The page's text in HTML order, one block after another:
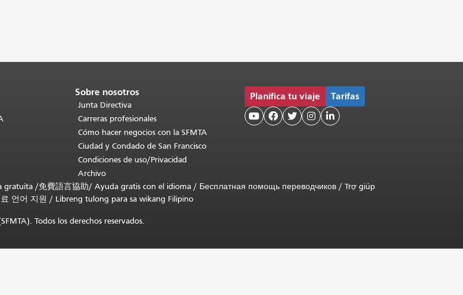
Sobre nosotros
Junta Directiva
Carreras profesionales
Cómo hacer negocios con la SFMTA
Ciudad y Condado de San Francisco
Condiciones de uso/Privacidad
Archivo
Planifica tu viaje Tarifas
    
gratuita /免費語言協助/ Ayuda gratis con el idioma / Бесплатная помощь переводчиков / Trợ giúp
언어 지원 / Libreng tulong para sa wikang Filipino
Todos los derechos reservados.